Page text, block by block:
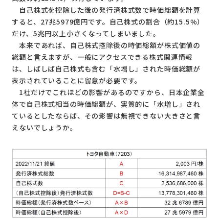
自己株式を控除した後の発行済株式数で時価総額を計算
すると、27兆5979億円です。自己株式の割合（約15.5%）
だけ、5兆円以上小さくなってしまいました。
本来であれば、自己株式控除後の時価総額が株式価値の
総額と言えますが、一般にアクセスできる株式関連情報
は、しばしば自己株式も含む「水増し」された時価総額が
表示されていることに留意が必要です。
1社だけでこれほどの影響があるのですから、日本企業全
体で自己株式相当の時価総額が、実質的に「水増し」され
ているとしたならば、その影響は無視できない大きさと言
えないでしょうか。